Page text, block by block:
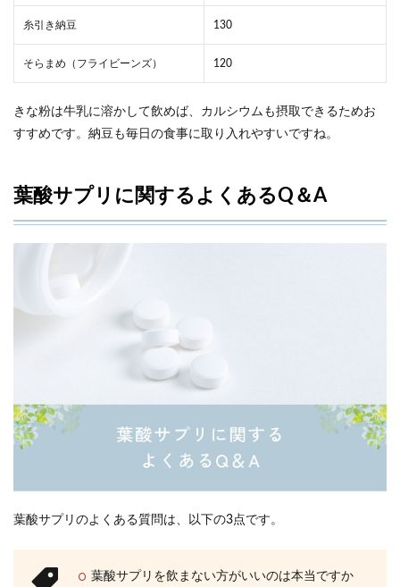
糸引き納豆 130
そらまめ（フライビーンズ） 120
きな粉は牛乳に溶かして飲めば、カルシウムも摂取できるためお
すすめです。納豆も毎日の食事に取り入れやすいですね。
葉酸サプリに関するよくあるQ＆A
葉酸サプリのよくある質問は、以下の3点です。
葉酸サプリを飲まない方がいいのは本当ですか